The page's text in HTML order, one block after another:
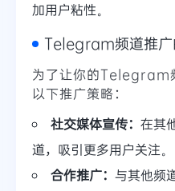
加用户粘性。
Telegram频道推广
为了让你的Telegram
以下推广策略：
社交媒体宣传： 在其
道，吸引更多用户关注。
合作推广： 与其他频